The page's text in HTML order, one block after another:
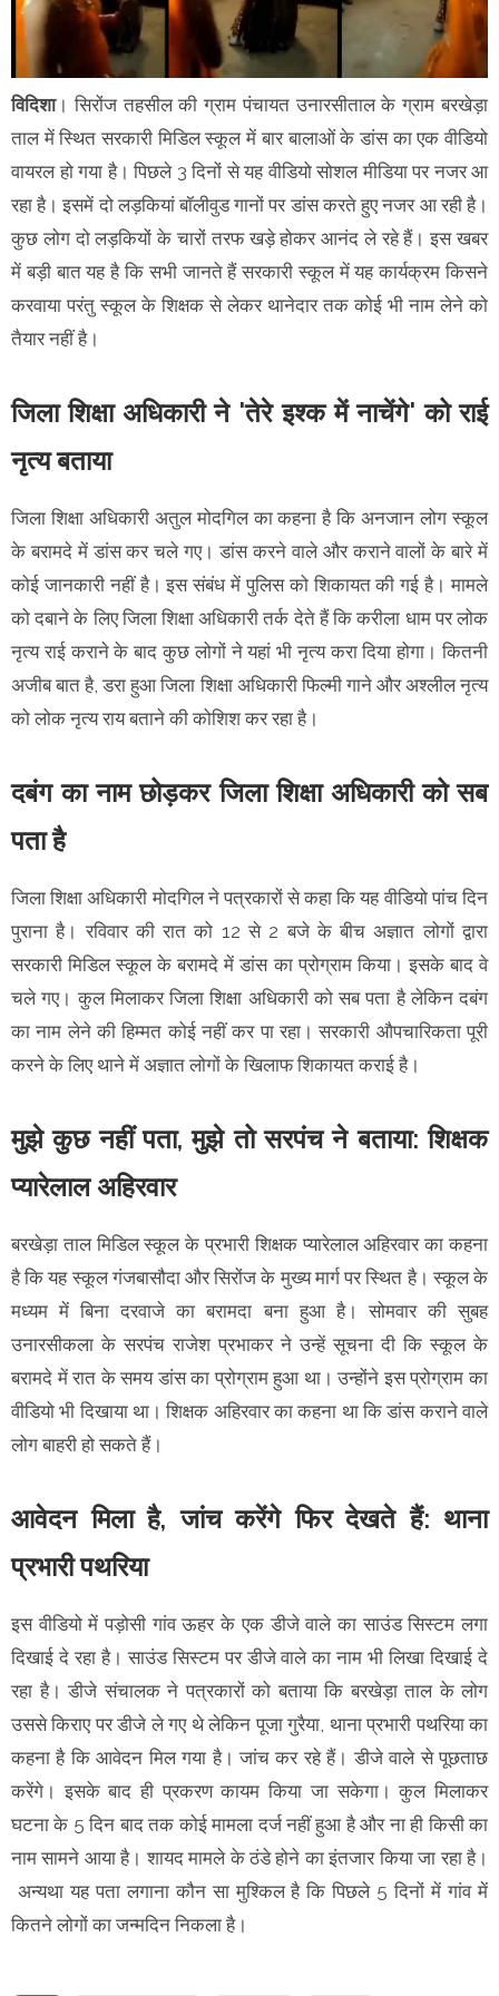
विदिशा। सिरोंज तहसील की ग्राम पंचायत उनारसीताल के ग्राम बरखेड़ा
ताल में स्थित सरकारी मिडिल स्कूल में बार बालाओं के डांस का एक वीडियो
वायरल हो गया है। पिछले 3 दिनों से यह वीडियो सोशल मीडिया पर नजर आ
रहा है। इसमें दो लड़कियां बॉलीवुड गानों पर डांस करते हुए नजर आ रही है।
कुछ लोग दो लड़कियों के चारों तरफ खड़े होकर आनंद ले रहे हैं। इस खबर
में बड़ी बात यह है कि सभी जानते हैं सरकारी स्कूल में यह कार्यक्रम किसने
करवाया परंतु स्कूल के शिक्षक से लेकर थानेदार तक कोई भी नाम लेने को
तैयार नहीं है।
जिला शिक्षा अधिकारी ने 'तेरे इश्क में नाचेंगे' को राई
नृत्य बताया
जिला शिक्षा अधिकारी अतुल मोदगिल का कहना है कि अनजान लोग स्कूल
के बरामदे में डांस कर चले गए। डांस करने वाले और कराने वालों के बारे में
कोई जानकारी नहीं है। इस संबंध में पुलिस को शिकायत की गई है। मामले
को दबाने के लिए जिला शिक्षा अधिकारी तर्क देते हैं कि करीला धाम पर लोक
नृत्य राई कराने के बाद कुछ लोगों ने यहां भी नृत्य करा दिया होगा। कितनी
अजीब बात है, डरा हुआ जिला शिक्षा अधिकारी फिल्मी गाने और अश्लील नृत्य
को लोक नृत्य राय बताने की कोशिश कर रहा है।
दबंग का नाम छोड़कर जिला शिक्षा अधिकारी को सब
पता है
जिला शिक्षा अधिकारी मोदगिल ने पत्रकारों से कहा कि यह वीडियो पांच दिन
पुराना है। रविवार की रात को 12 से 2 बजे के बीच अज्ञात लोगों द्वारा
सरकारी मिडिल स्कूल के बरामदे में डांस का प्रोग्राम किया। इसके बाद वे
चले गए। कुल मिलाकर जिला शिक्षा अधिकारी को सब पता है लेकिन दबंग
का नाम लेने की हिम्मत कोई नहीं कर पा रहा। सरकारी औपचारिकता पूरी
करने के लिए थाने में अज्ञात लोगों के खिलाफ शिकायत कराई है।
मुझे कुछ नहीं पता, मुझे तो सरपंच ने बताया: शिक्षक
प्यारेलाल अहिरवार
बरखेड़ा ताल मिडिल स्कूल के प्रभारी शिक्षक प्यारेलाल अहिरवार का कहना
है कि यह स्कूल गंजबासौदा और सिरोंज के मुख्य मार्ग पर स्थित है। स्कूल के
मध्यम में बिना दरवाजे का बरामदा बना हुआ है। सोमवार की सुबह
उनारसीकला के सरपंच राजेश प्रभाकर ने उन्हें सूचना दी कि स्कूल के
बरामदे में रात के समय डांस का प्रोग्राम हुआ था। उन्होंने इस प्रोग्राम का
वीडियो भी दिखाया था। शिक्षक अहिरवार का कहना था कि डांस कराने वाले
लोग बाहरी हो सकते हैं।
आवेदन मिला है, जांच करेंगे फिर देखते हैं: थाना
प्रभारी पथरिया
इस वीडियो में पड़ोसी गांव ऊहर के एक डीजे वाले का साउंड सिस्टम लगा
दिखाई दे रहा है। साउंड सिस्टम पर डीजे वाले का नाम भी लिखा दिखाई दे
रहा है। डीजे संचालक ने पत्रकारों को बताया कि बरखेड़ा ताल के लोग
उससे किराए पर डीजे ले गए थे लेकिन पूजा गुरैया, थाना प्रभारी पथरिया का
कहना है कि आवेदन मिल गया है। जांच कर रहे हैं। डीजे वाले से पूछताछ
करेंगे। इसके बाद ही प्रकरण कायम किया जा सकेगा। कुल मिलाकर
घटना के 5 दिन बाद तक कोई मामला दर्ज नहीं हुआ है और ना ही किसी का
नाम सामने आया है। शायद मामले के ठंडे होने का इंतजार किया जा रहा है।
अन्यथा यह पता लगाना कौन सा मुश्किल है कि पिछले 5 दिनों में गांव में
कितने लोगों का जन्मदिन निकला है।